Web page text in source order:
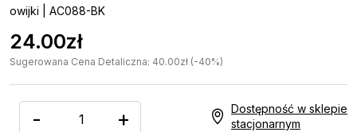
owijki | AC088-BK
24.00zł
Sugerowana Cena Detaliczna: 40.00zł (-40%)
- +
Dostępność w sklepie
stacjonarnym